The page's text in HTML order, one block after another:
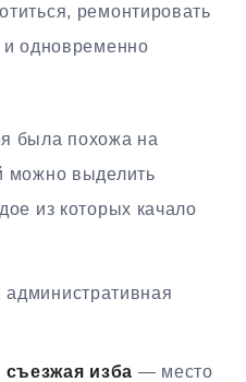
ремонтировать
и одновременно
была похожа на
можно выделить
из которых качало
изба — место